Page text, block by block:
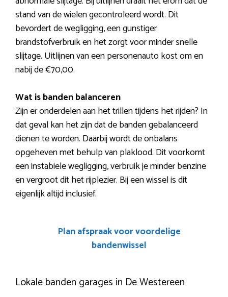
stand van de wielen gecontroleerd wordt. Dit
bevordert de wegligging, een gunstiger
brandstofverbruik en het zorgt voor minder snelle
slijtage. Uitlijnen van een personenauto kost om en
nabij de €70,00.
Wat is banden balanceren
Zijn er onderdelen aan het trillen tijdens het rijden? In
dat geval kan het zijn dat de banden gebalanceerd
dienen te worden. Daarbij wordt de onbalans
opgeheven met behulp van plaklood. Dit voorkomt
een instabiele wegligging, verbruik je minder benzine
en vergroot dit het rijplezier. Bij een wissel is dit
eigenlijk altijd inclusief.
Plan afspraak voor voordelige
bandenwissel
Lokale banden garages in De Westereen